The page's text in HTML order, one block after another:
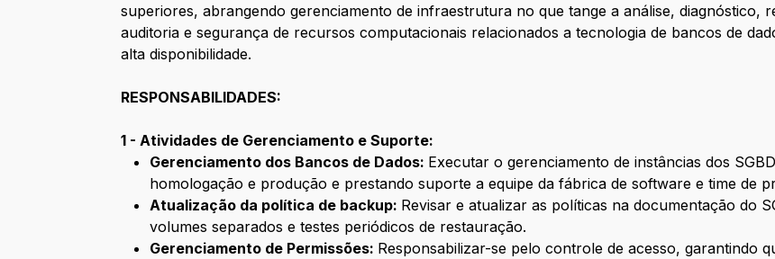
superiores, abrangendo gerenciamento de infraestrutura no que tange a análise, diagnóstico,
auditoria e segurança de recursos computacionais relacionados a tecnologia de bancos de
alta disponibilidade.
RESPONSABILIDADES:
1 - Atividades de Gerenciamento e Suporte:
Gerenciamento dos Bancos de Dados: Executar o gerenciamento de instâncias dos
homologação e produção e prestando suporte a equipe da fábrica de software e time de
Atualização da política de backup: Revisar e atualizar as políticas na documentação do
volumes separados e testes periódicos de restauração.
Gerenciamento de Permissões: Responsabilizar-se pelo controle de acesso, garantindo